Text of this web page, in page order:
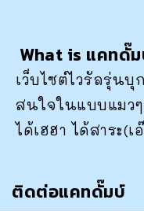
What is แคทดั๊
เว็บไซต์ไวรัลรุ่นบุ
สนใจในแบบแมว
ได้เฮฮา ได้สาระ(
ติดต่อแคทดั๊มบ์